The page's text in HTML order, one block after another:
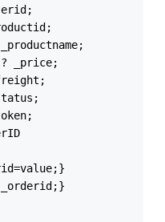
_productname;
_price;
_orderid;}